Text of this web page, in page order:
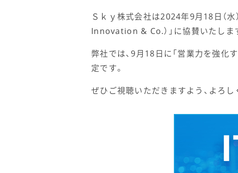
Ｓｋｙ株式会社は2024年9月18日（
Innovation & Co.）」に協賛いたしま
弊社では、9月18日に「営業力を強化
定です。
ぜひご視聴いただきますよう、よろし